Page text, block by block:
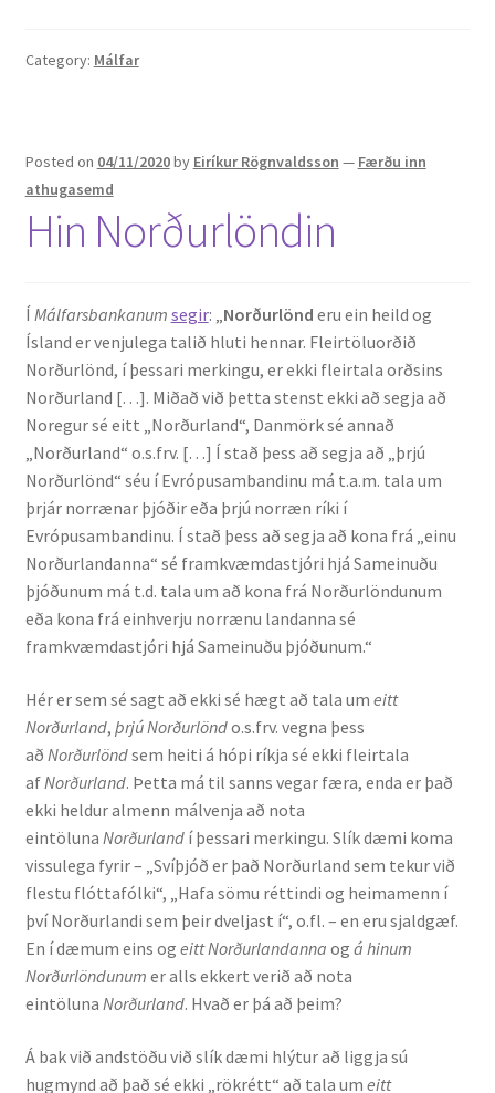
Category: Málfar
Posted on 04/11/2020by Eiríkur Rögnvaldsson — Færðu inn
athugasemd
Hin Norðurlöndin
Í Málfarsbankanum segir: „Norðurlönd eru ein heild og
Ísland er venjulega talið hluti hennar. Fleirtöluorðið
Norðurlönd, í þessari merkingu, er ekki fleirtala orðsins
Norðurland […]. Miðað við þetta stenst ekki að segja að
Noregur sé eitt „Norðurland“, Danmörk sé annað
„Norðurland“ o.s.frv. […] Í stað þess að segja að „þrjú
Norðurlönd“ séu í Evrópusambandinu má t.a.m. tala um
þrjár norrænar þjóðir eða þrjú norræn ríki í
Evrópusambandinu. Í stað þess að segja að kona frá „einu
Norðurlandanna“ sé framkvæmdastjóri hjá Sameinuðu
þjóðunum má t.d. tala um að kona frá Norðurlöndunum
eða kona frá einhverju norrænu landanna sé
framkvæmdastjóri hjá Sameinuðu þjóðunum.“
Hér er sem sé sagt að ekki sé hægt að tala um eitt
Norðurland, þrjú Norðurlöndo.s.frv. vegna þess
að Norðurlöndsem heiti á hópi ríkja sé ekki fleirtala
afNorðurland. Þetta má til sanns vegar færa, enda er það
ekki heldur almenn málvenja að nota
eintöluna Norðurland í þessari merkingu. Slík dæmi koma
vissulega fyrir – „Svíþjóð er það Norðurland sem tekur við
flestu flóttafólki“, „Hafa sömu réttindi og heimamenn í
því Norðurlandi sem þeir dveljast í“, o.fl. – en eru sjaldgæf.
En í dæmum eins og eitt Norðurlandanna og á hinum
Norðurlöndunum er alls ekkert verið að nota
eintöluna Norðurland. Hvað er þá að þeim?
Á bak við andstöðu við slík dæmi hlýtur að liggja sú
hugmynd að það sé ekki „rökrétt“ að tala um eitt